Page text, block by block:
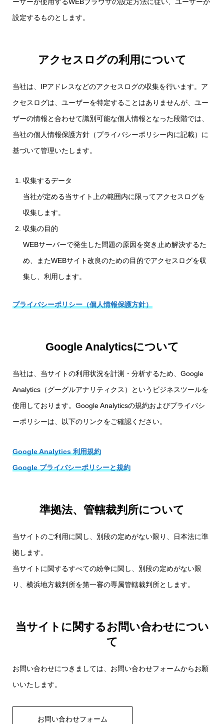
設定するものとします。
アクセスログの利用について
当社は、IPアドレスなどのアクセスログの収集を行います。ア
クセスログは、ユーザーを特定することはありませんが、ユー
ザーの情報と合わせて識別可能な個人情報となった段階では、
当社の個人情報保護方針（プライバシーポリシー内に記載）に
基づいて管理いたします。
収集するデータ
当社が定める当サイト上の範囲内に限ってアクセスログを
収集します。
収集の目的
WEBサーバーで発生した問題の原因を突き止め解決するた
め、またWEBサイト改良のための目的でアクセスログを収
集し、利用します。
プライバシーポリシー（個人情報保護方針）
Google Analyticsについて
当社は、当サイトの利用状況を計測・分析するため、Google
Analytics（グーグルアナリティクス）というビジネスツールを
使用しております。Google Analyticsの規約およびプライバシ
ーポリシーは、以下のリンクをご確認ください。
Google Analytics 利用規約
Google プライバシーポリシーと規約
準拠法、管轄裁判所について
当サイトのご利用に関し、別段の定めがない限り、日本法に準
拠します。
当サイトに関するすべての紛争に関し、別段の定めがない限
り、横浜地方裁判所を第一審の専属管轄裁判所とします。
当サイトに関するお問い合わせについ
て
お問い合わせにつきましては、お問い合わせフォームからお願
いいたします。
お問い合わせフォーム